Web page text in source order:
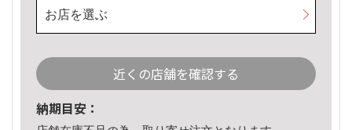
お店を選ぶ
近くの店舗を確認する
納期目安：